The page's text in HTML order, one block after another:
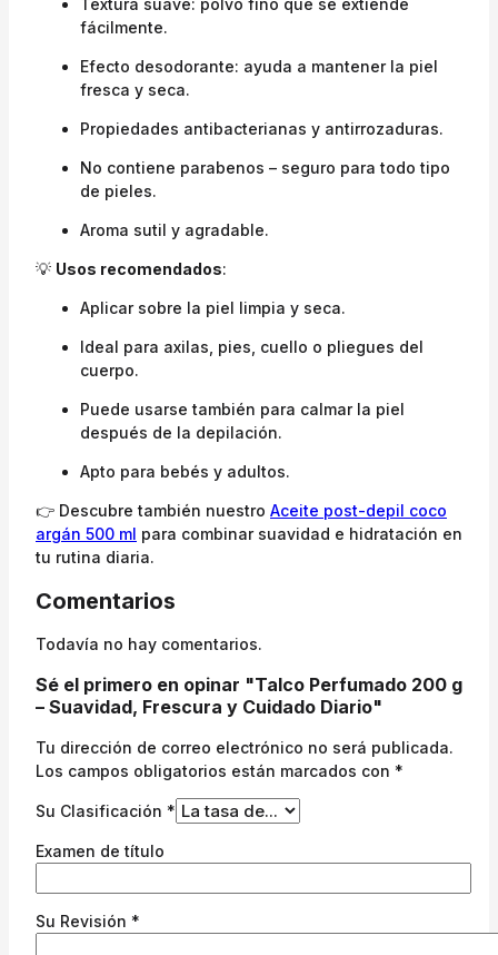
Textura suave: polvo fino que se extiende
fácilmente.
Efecto desodorante: ayuda a mantener la piel
fresca y seca.
Propiedades antibacterianas y antirrozaduras.
No contiene parabenos – seguro para todo tipo
de pieles.
Aroma sutil y agradable.
💡 Usos recomendados:
Aplicar sobre la piel limpia y seca.
Ideal para axilas, pies, cuello o pliegues del
cuerpo.
Puede usarse también para calmar la piel
después de la depilación.
Apto para bebés y adultos.
👉 Descubre también nuestro Aceite post-depil coco
argán 500 ml para combinar suavidad e hidratación en
tu rutina diaria.
Comentarios
Todavía no hay comentarios.
Sé el primero en opinar "Talco Perfumado 200 g
– Suavidad, Frescura y Cuidado Diario"
Tu dirección de correo electrónico no será publicada.
Los campos obligatorios están marcados con *
Su Clasificación *
Examen de título
Su Revisión *